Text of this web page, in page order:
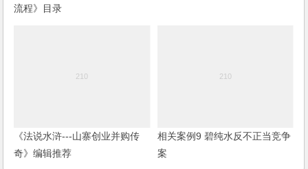
流程》目录
《法说水浒---山寨创业并购传
奇》编辑推荐
相关案例9 碧纯水反不正当竞争
案